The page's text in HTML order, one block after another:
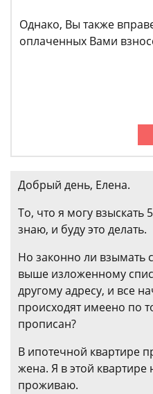
Однако, Вы также
оплаченных Вами
Добрый день, Елена.
То, что я могу взыскать
знаю, и буду это делать.
Но законно ли взымать
выше изложенному
другому адресу, и все
происходят имеено по
прописан?
В ипотечной квартире
жена. Я в этой
проживаю.